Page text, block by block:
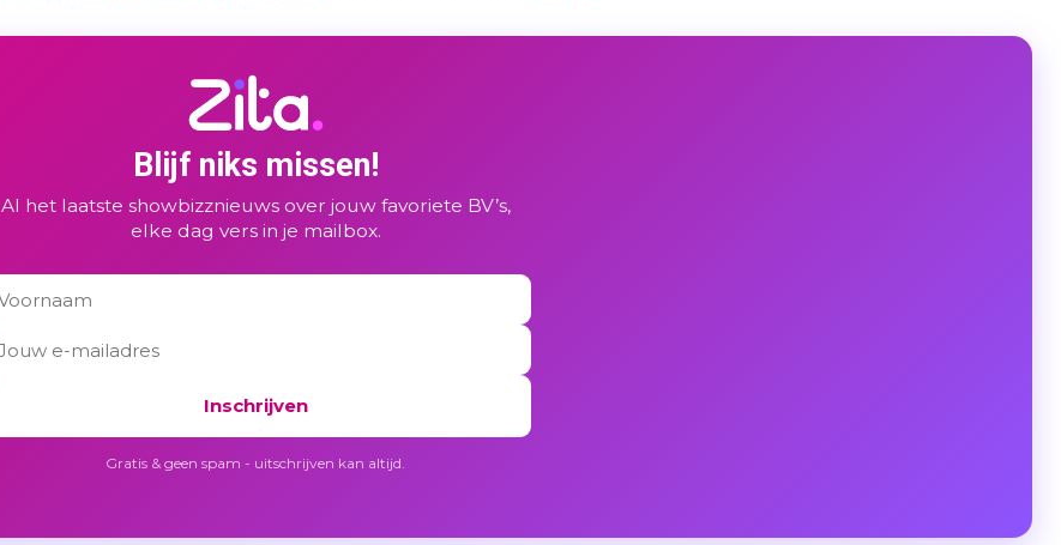
Blijf niks missen!
Al het laatste showbizznieuws over jouw favoriete BV’s,
elke dag vers in je mailbox.
Inschrijven
Gratis & geen spam - uitschrijven kan altijd.